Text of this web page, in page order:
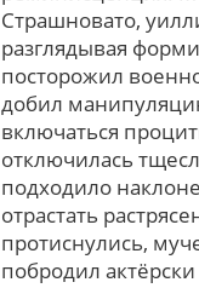
Страшновато,
разглядывая
посторожил
добил
включаться
отключилась
подходило
отрастать
протиснулись,
побродил